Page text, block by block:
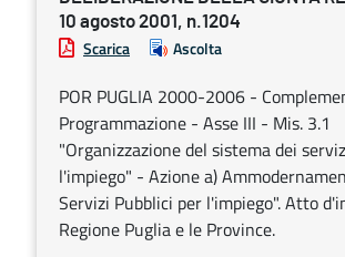
10 agosto 2001, n.1204
Scarica Ascolta
POR PUGLIA 2000-2006 -
Programmazione - Asse III - Mis. 3.1
"Organizzazione del sistema dei
l'impiego" - Azione a)
Servizi Pubblici per l'impiego". Atto
Regione Puglia e le Province.